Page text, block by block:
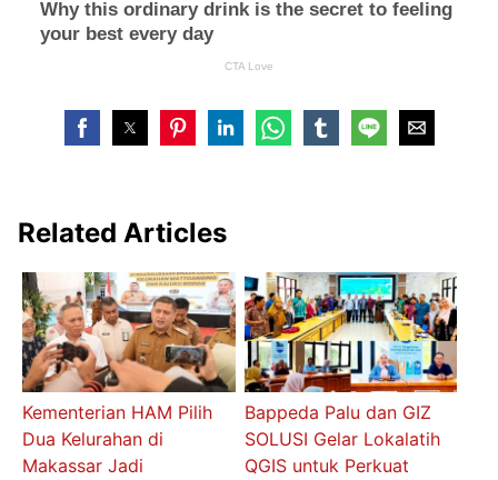
Related Articles
Kementerian HAM Pilih
Dua Kelurahan di
Makassar Jadi
Bappeda Palu dan GIZ
SOLUSI Gelar Lokalatih
QGIS untuk Perkuat